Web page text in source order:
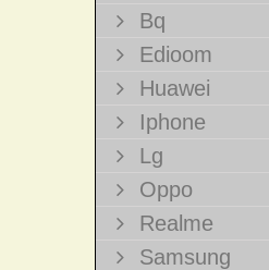
Bq
Edioom
Huawei
Iphone
Lg
Oppo
Realme
Samsung